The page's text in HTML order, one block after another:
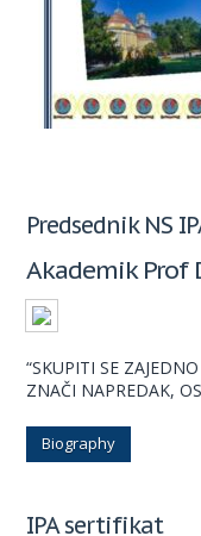
Predsednik NS
Akademik Prof
“SKUPITI SE
ZNAČI NAPREDAK,
Biography
IPA sertifikat